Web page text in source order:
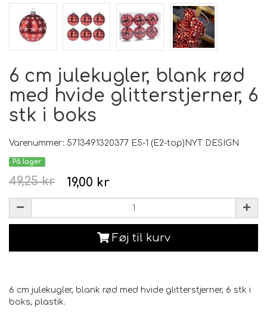
6 cm julekugler, blank rød
med hvide glitterstjerner, 6
stk i boks
Varenummer: 5713491320377 E5-1 (E2-top)NYT DESIGN
På lager
19,00 kr
49,25 kr
Føj til kurv
6 cm julekugler, blank rød med hvide glitterstjerner, 6 stk i
boks, plastik.